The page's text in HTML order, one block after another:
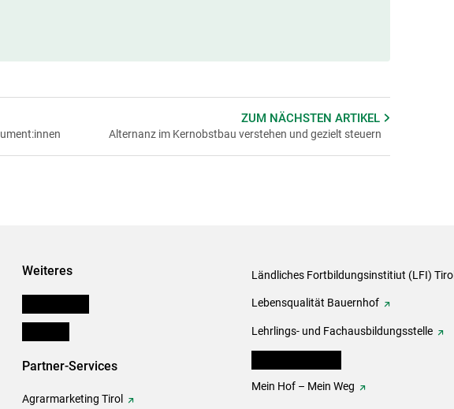
ZUM NÄCHSTENARTIKEL
Alternanz im Kernobstbau verstehen und gezielt steuern
Weiteres
Partner-Services
Agrarmarketing Tirol
Ländliches Fortbildungsinstitiut (LFI) Tirol
Lebensqualität Bauernhof
Lehrlings- und Fachausbildungsstelle
Mein Hof – Mein Weg